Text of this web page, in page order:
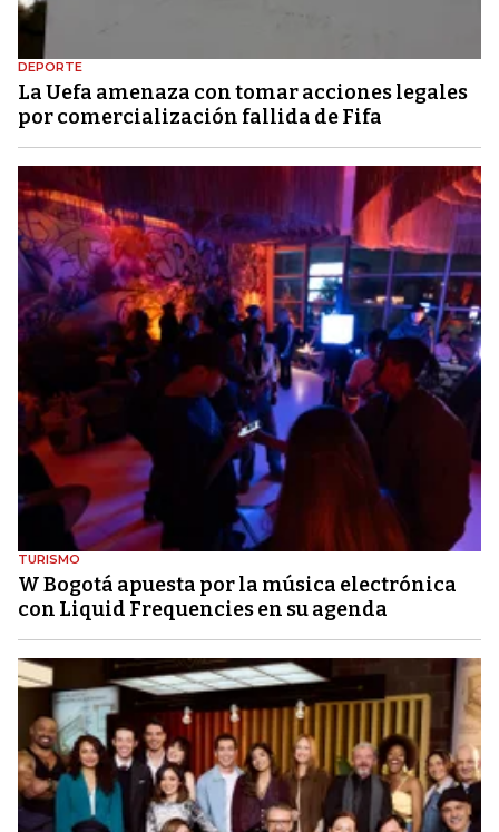
DEPORTE
La Uefa amenaza con tomar acciones legales
por comercialización fallida de Fifa
TURISMO
W Bogotá apuesta por la música electrónica
con Liquid Frequencies en su agenda